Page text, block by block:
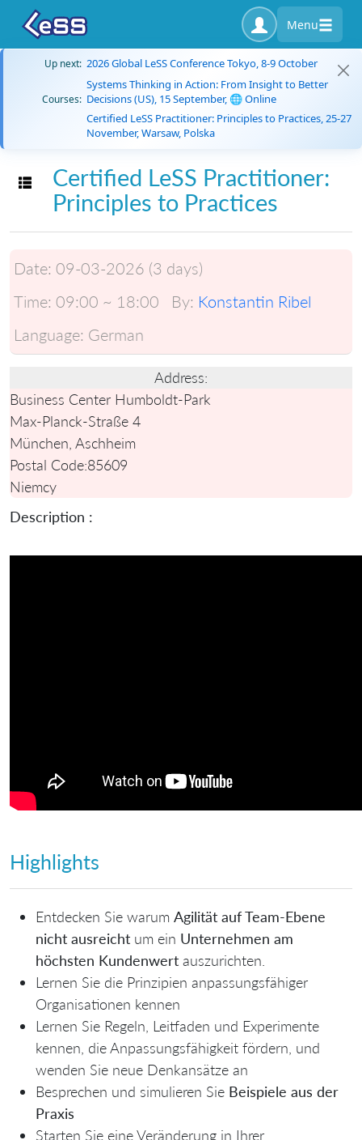
Menu
Up next: 2026 Global LeSS Conference Tokyo, 8-9 October
Courses:
Systems Thinking in Action: From Insight to Better
Decisions (US), 15 September, 🌐 Online
Certified LeSS Practitioner: Principles to Practices, 25-27
November, Warsaw, Polska
Toggle navigation
Certified LeSS Practitioner:
Principles to Practices
Date: 09-03-2026 (3 days)
Time: 09:00 ~ 18:00 By: Konstantin Ribel
Language: German
Address:
Business Center Humboldt-Park
Max-Planck-Straße 4
München, Aschheim
Postal Code:85609
Niemcy
Description :
Highlights
Entdecken Sie warum Agilität auf Team-Ebene
nicht ausreicht um ein Unternehmen am
höchsten Kundenwert auszurichten.
Lernen Sie die Prinzipien anpassungsfähiger
Organisationen kennen
Lernen Sie Regeln, Leitfaden und Experimente
kennen, die Anpassungsfähigkeit fördern, und
wenden Sie neue Denkansätze an
Besprechen und simulieren Sie Beispiele aus der
Praxis
Starten Sie eine Veränderung in Ihrer